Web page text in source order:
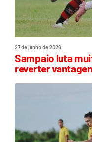
27 de junho de 2026
Sampaio luta
reverter